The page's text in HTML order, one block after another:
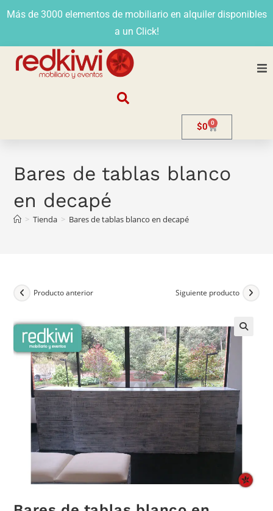
Más de 3000 elementos de mobiliario en alquiler disponibles
a un Click!
$0 0
Bares de tablas blanco
en decapé
> Tienda > Bares de tablas blanco en decapé
Producto anterior Siguiente producto